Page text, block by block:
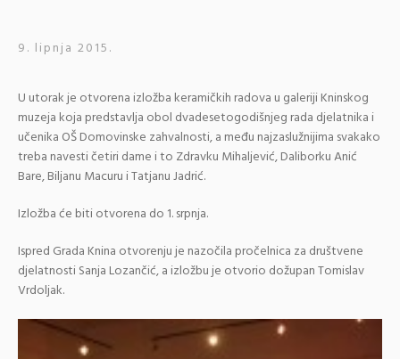
9. lipnja 2015.
U utorak je otvorena izložba keramičkih radova u galeriji Kninskog
muzeja koja predstavlja obol dvadesetogodišnjeg rada djelatnika i
učenika OŠ Domovinske zahvalnosti, a među najzaslužnijima svakako
treba navesti četiri dame i to Zdravku Mihaljević, Daliborku Anić
Bare, Biljanu Macuru i Tatjanu Jadrić.
Izložba će biti otvorena do 1. srpnja.
Ispred Grada Knina otvorenju je nazočila pročelnica za društvene
djelatnosti Sanja Lozančić, a izložbu je otvorio dožupan Tomislav
Vrdoljak.